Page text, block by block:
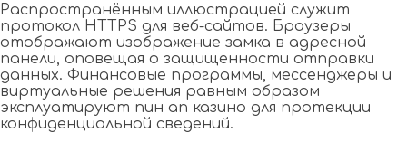
Распространённым иллюстрацией служит
протокол HTTPS для веб-сайтов. Браузеры
отображают изображение замка в адресной
панели, оповещая о защищенности отправки
данных. Финансовые программы, мессенджеры и
виртуальные решения равным образом
эксплуатируют пин ап казино для протекции
конфиденциальной сведений.